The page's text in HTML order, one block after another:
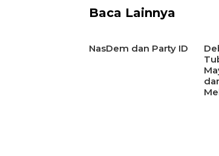
Baca Lainnya
NasDem dan Party ID